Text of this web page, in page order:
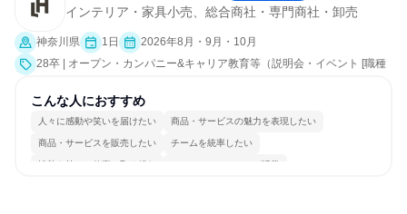
インテリア・家具小売、総合商社・専門商社・卸売
神奈川県 1日
2026年8月・9月・10月
28卒 | オープン・カンパニー&キャリア教育等（説明会・イベント [職種
業界研究]、仕事体験）
こんな人におすすめ
人々に感動や笑いを届けたい 商品・サービスの魅力を表現したい
商品・サービスを販売したい チームを統率したい
情熱を持って仕事に取り組む コミュニケーションが活発